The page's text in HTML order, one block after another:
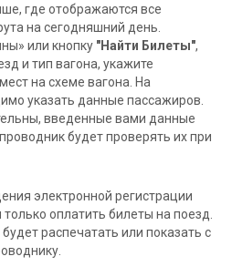
где отображаются все
на сегодняшний день.
или кнопку "Найти Билеты",
и тип вагона, укажите
на схеме вагона. На
указать данные пассажиров.
введенные вами данные
будет проверять их при
электронной регистрации
оплатить билеты на поезд.
распечатать или показать с